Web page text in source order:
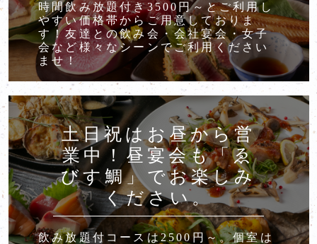
時間飲み放題付き3500円～とご利用し
やすい価格帯からご用意しておりま
す！友達との飲み会・会社宴会・女子
会など様々なシーンでご利用ください
ませ！
土日祝はお昼から営
業中！昼宴会も「ゑ
びす鯛」でお楽しみ
ください。
飲み放題付コースは2500円～。個室は